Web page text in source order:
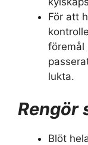
För att
föremål
lukta.
Rengör
Blöt